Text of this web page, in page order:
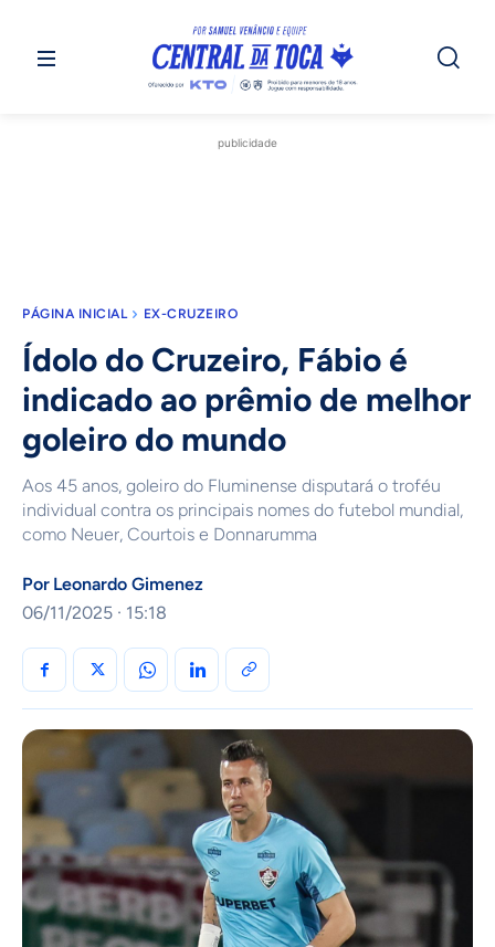
publicidade
PÁGINA INICIAL EX-CRUZEIRO
Ídolo do Cruzeiro, Fábio é
indicado ao prêmio de melhor
goleiro do mundo
Aos 45 anos, goleiro do Fluminense disputará o troféu
individual contra os principais nomes do futebol mundial,
como Neuer, Courtois e Donnarumma
Por Leonardo Gimenez
06/11/2025 · 15:18